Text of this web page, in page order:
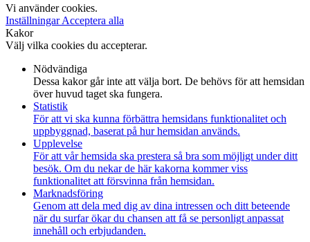
Vi använder cookies.
InställningarAcceptera alla
Kakor
Välj vilka cookies du accepterar.
Nödvändiga
Dessa kakor går inte att välja bort. De behövs för att hemsidan
över huvud taget ska fungera.
Statistik
För att vi ska kunna förbättra hemsidans funktionalitet och
uppbyggnad, baserat på hur hemsidan används.
Upplevelse
För att vår hemsida ska prestera så bra som möjligt under ditt
besök. Om du nekar de här kakorna kommer viss
funktionalitet att försvinna från hemsidan.
Marknadsföring
Genom att dela med dig av dina intressen och ditt beteende
när du surfar ökar du chansen att få se personligt anpassat
innehåll och erbjudanden.